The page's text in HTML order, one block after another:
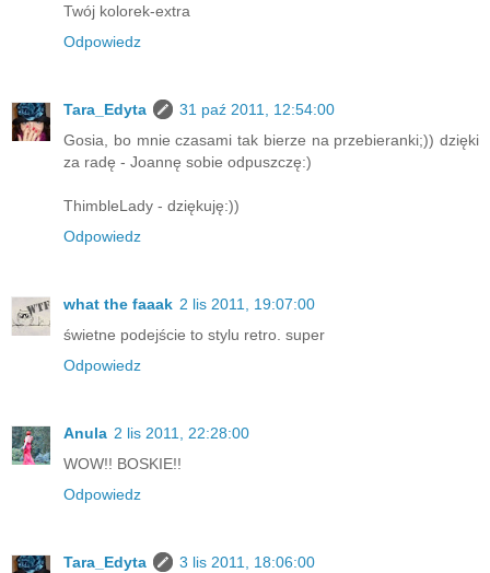
Twój kolorek-extra
Odpowiedz
Tara_Edyta
31 paź 2011, 12:54:00
Gosia, bo mnie czasami tak bierze na przebieranki;)) dzięki
za radę - Joannę sobie odpuszczę:)
ThimbleLady - dziękuję:))
Odpowiedz
what the faaak 2 lis 2011, 19:07:00
świetne podejście to stylu retro. super
Odpowiedz
Anula 2 lis 2011, 22:28:00
WOW!! BOSKIE!!
Odpowiedz
Tara_Edyta
3 lis 2011, 18:06:00